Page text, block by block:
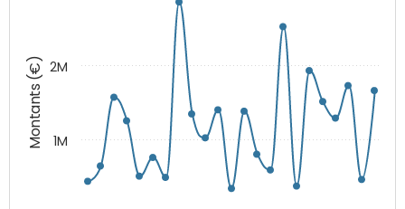
Montants (€) 1M
2M